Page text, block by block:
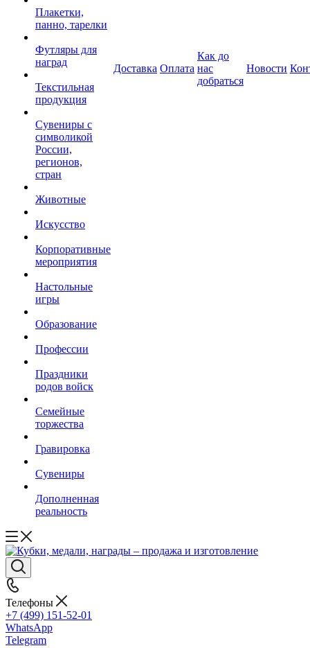
Плакетки,
панно, тарелки
Футляры для
наград
Текстильная
продукция
Сувениры с
символикой
России,
регионов,
стран
Животные
Искусство
Корпоративные
мероприятия
Настольные
игры
Образование
Профессии
Праздники
родов войск
Семейные
торжества
Гравировка
Сувениры
Дополненная
реальность
Доставка Оплата
Как до
нас
добраться
Новости
Телефоны
+7 (499) 151-52-01
WhatsApp
Telegram